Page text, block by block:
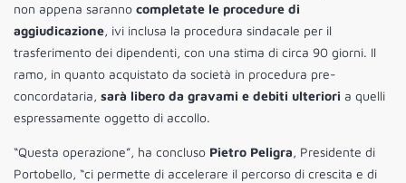
non appena saranno completate le procedure di
aggiudicazione, ivi inclusa la procedura sindacale per il
trasferimento dei dipendenti, con una stima di circa 90 giorni. Il
ramo, in quanto acquistato da società in procedura pre-
concordataria, sarà libero da gravami e debiti ulteriori a quelli
espressamente oggetto di accollo.
“Questa operazione”, ha concluso Pietro Peligra, Presidente di
Portobello, “ci permette di accelerare il percorso di crescita e di